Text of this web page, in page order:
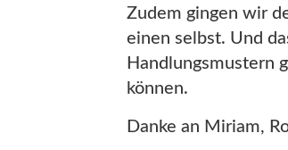
Zudem gingen wir
einen selbst. Und
Handlungsmustern
können.
Danke an Miriam,